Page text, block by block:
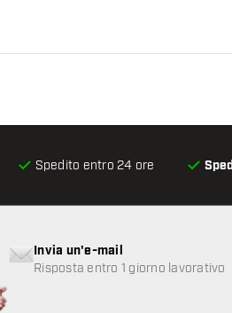
Spedito entro 24 ore
Invia un'e-mail
Risposta entro 1 giorno lavorativo